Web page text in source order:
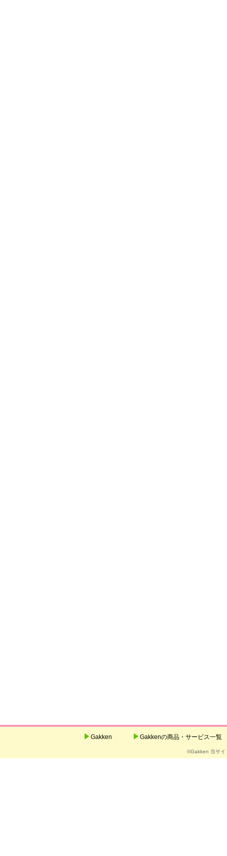
Gakken Gakkenの商品・サービス一覧
©Gakken 当サイ